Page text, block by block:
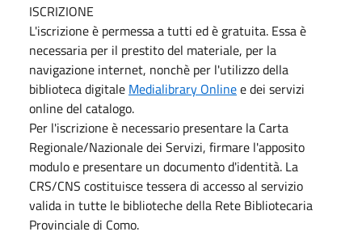
ISCRIZIONE
L'iscrizione è permessa a tutti ed è gratuita. Essa è
necessaria per il prestito del materiale, per la
navigazione internet, nonchè per l'utilizzo della
biblioteca digitale Medialibrary Onlinee dei servizi
online del catalogo.
Per l'iscrizione è necessario presentare la Carta
Regionale/Nazionale dei Servizi, firmare l'apposito
modulo e presentare un documento d'identità. La
CRS/CNS costituisce tessera di accesso al servizio
valida in tutte le biblioteche della Rete Bibliotecaria
Provinciale di Como.